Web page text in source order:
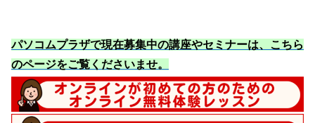
パソコムプラザで現在募集中の講座やセミナーは、こちら
のページをご覧くださいませ。